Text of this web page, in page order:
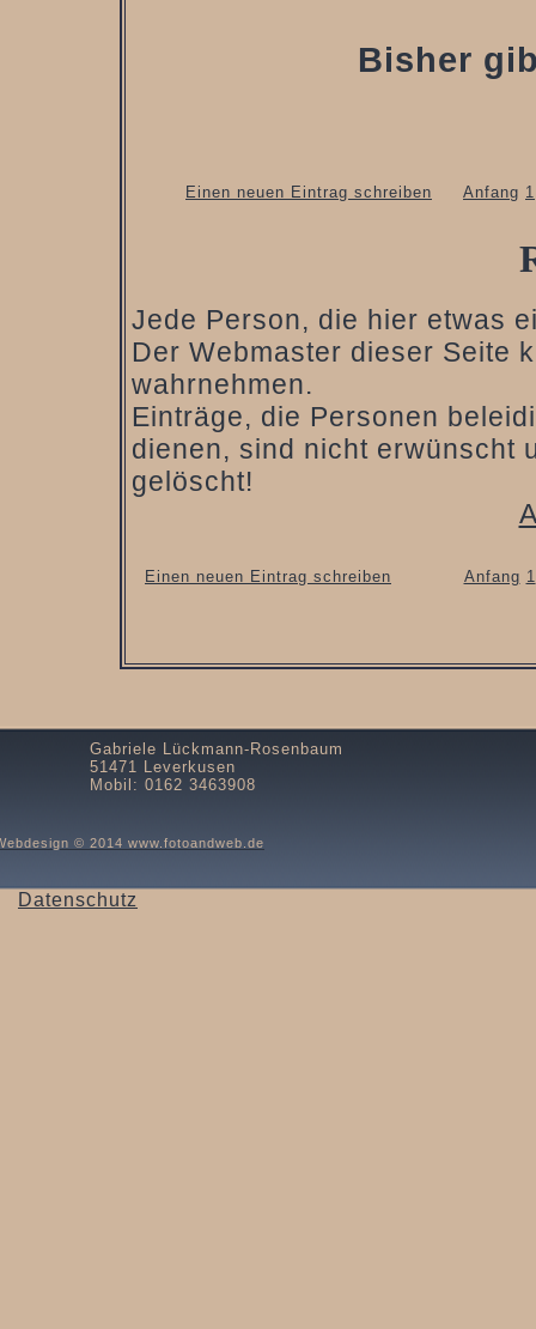
Bisher
Einen neuen Eintrag schreiben Anfang 1
Jede Person, die hier etwas
Der Webmaster dieser Seite
wahrnehmen.
Einträge, die Personen
dienen, sind nicht erwünscht
gelöscht!
Einen neuen Eintrag schreiben Anfang 1
Gabriele Lückmann-Rosenbaum
51471 Leverkusen
Mobil: 0162 3463908
© 2014 www.fotoandweb.de
Datenschutz